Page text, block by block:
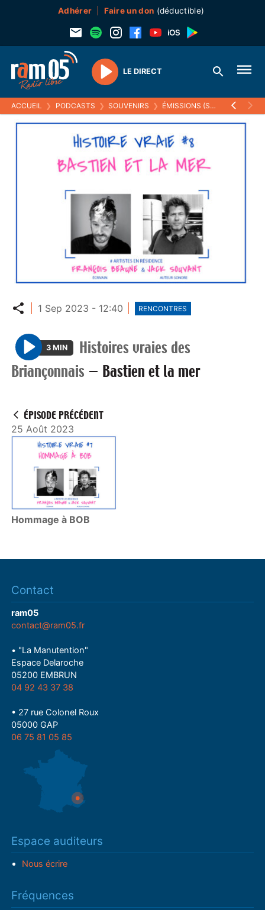
Adhérer Faire un don (déductible)
Play
LE DIRECT
ACCUEIL ❯ PODCASTS ❯ SOUVENIRS ❯ ÉMISSIONS (SOUVENIRS) ❯
Partager
1 Sep 2023 - 12:40 RENCONTRES
P
l
3 MIN
Histoires vraies des
Briançonnais — Bastien et la mer
ÉPISODE PRÉCÉDENT
25 Août 2023
Hommage à BOB
Contact
ram05
contact@ram05.fr
• "La Manutention"
Espace Delaroche
05200 EMBRUN
04 92 43 37 38
• 27 rue Colonel Roux
05000 GAP
06 75 81 05 85
Espace auditeurs
Nous écrire
Fréquences